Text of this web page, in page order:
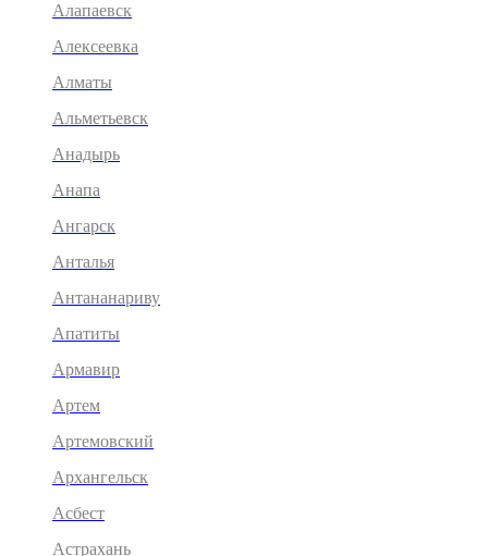
Алапаевск
Алексеевка
Алматы
Альметьевск
Анадырь
Анапа
Ангарск
Анталья
Антананариву
Апатиты
Армавир
Артем
Артемовский
Архангельск
Асбест
Астрахань